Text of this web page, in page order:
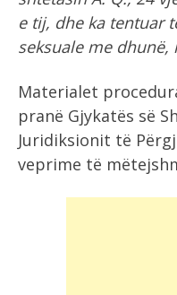
e tij, dhe ka tentuar
seksuale me dhunë,
Materialet
pranë Gjykatës së
Juridiksionit të
veprime të